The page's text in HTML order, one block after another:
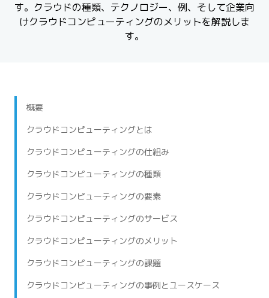
す。クラウドの種類、テクノロジー、例、そして企業向
けクラウドコンピューティングのメリットを解説しま
す。
概要
クラウドコンピューティングとは
クラウドコンピューティングの仕組み
クラウドコンピューティングの種類
クラウドコンピューティングの要素
クラウドコンピューティングのサービス
クラウドコンピューティングのメリット
クラウドコンピューティングの課題
クラウドコンピューティングの事例とユースケース